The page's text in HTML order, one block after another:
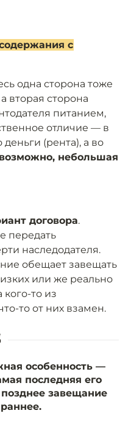
с
одна сторона тоже
вторая сторона
питанием,
отличие — в
(рента), а во
небольшая
договора.
передать
наследодателя.
обещает завещать
или же реально
то из
то от них взамен.
особенность —
последняя его
позднее завещание